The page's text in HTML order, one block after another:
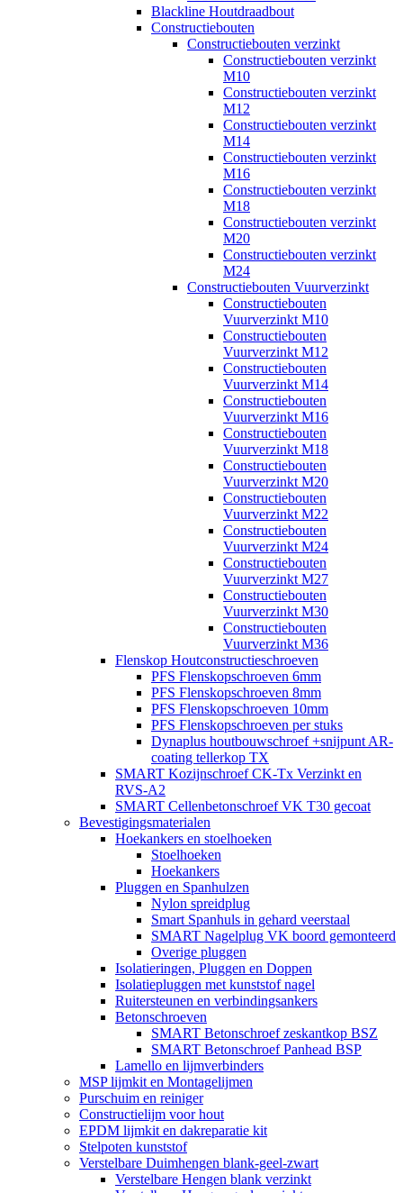
Blackline Houtdraadbout
Constructiebouten
Constructiebouten verzinkt
Constructiebouten verzinkt
M10
Constructiebouten verzinkt
M12
Constructiebouten verzinkt
M14
Constructiebouten verzinkt
M16
Constructiebouten verzinkt
M18
Constructiebouten verzinkt
M20
Constructiebouten verzinkt
M24
Constructiebouten Vuurverzinkt
Constructiebouten
Vuurverzinkt M10
Constructiebouten
Vuurverzinkt M12
Constructiebouten
Vuurverzinkt M14
Constructiebouten
Vuurverzinkt M16
Constructiebouten
Vuurverzinkt M18
Constructiebouten
Vuurverzinkt M20
Constructiebouten
Vuurverzinkt M22
Constructiebouten
Vuurverzinkt M24
Constructiebouten
Vuurverzinkt M27
Constructiebouten
Vuurverzinkt M30
Constructiebouten
Vuurverzinkt M36
Flenskop Houtconstructieschroeven
PFS Flenskopschroeven 6mm
PFS Flenskopschroeven 8mm
PFS Flenskopschroeven 10mm
PFS Flenskopschroeven per stuks
Dynaplus houtbouwschroef +snijpunt AR-
coating tellerkop TX
SMART Kozijnschroef CK-Tx Verzinkt en
RVS-A2
SMART Cellenbetonschroef VK T30 gecoat
Bevestigingsmaterialen
Hoekankers en stoelhoeken
Stoelhoeken
Hoekankers
Pluggen en Spanhulzen
Nylon spreidplug
Smart Spanhuls in gehard veerstaal
SMART Nagelplug VK boord gemonteerd
Overige pluggen
Isolatieringen, Pluggen en Doppen
Isolatiepluggen met kunststof nagel
Ruitersteunen en verbindingsankers
Betonschroeven
SMART Betonschroef zeskantkop BSZ
SMART Betonschroef Panhead BSP
Lamello en lijmverbinders
MSP lijmkit en Montagelijmen
Purschuim en reiniger
Constructielijm voor hout
EPDM lijmkit en dakreparatie kit
Stelpoten kunststof
Verstelbare Duimhengen blank-geel-zwart
Verstelbare Hengen blank verzinkt